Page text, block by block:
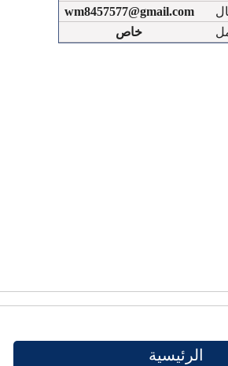
wm8457577@gmail.com
خاص
الرئيسية